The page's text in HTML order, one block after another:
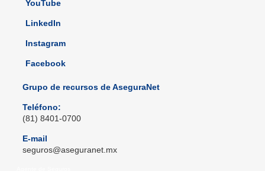
YouTube
LinkedIn
Instagram
Facebook
Grupo de recursos de AseguraNet
Teléfono:
(81) 8401-0700
E-mail
seguros@aseguranet.mx